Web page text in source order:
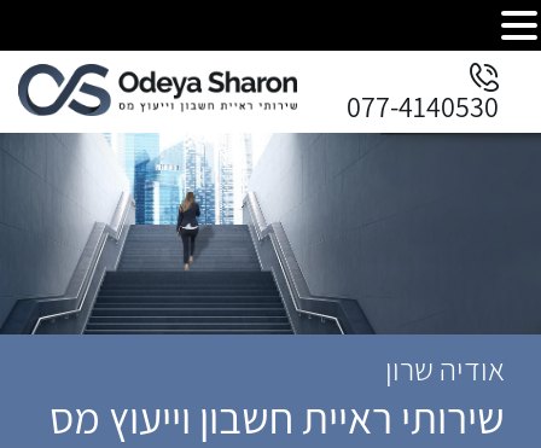
077-4140530
אודיה שרון
שירותי ראיית חשבון וייעוץ מס